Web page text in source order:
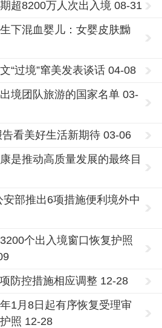
超8200万人次出入境 08-31
下混血婴儿：女婴皮肤黝
“过境”窜美发表谈话 04-08
境团队旅游的国家名单 03-
看美好生活新期待 03-06
是推动高质量发展的最终目
安部推出6项措施便利境外中
个出入境窗口恢复护照
防控措施相应调整 12-28
1月8日起有序恢复受理审
照 12-28